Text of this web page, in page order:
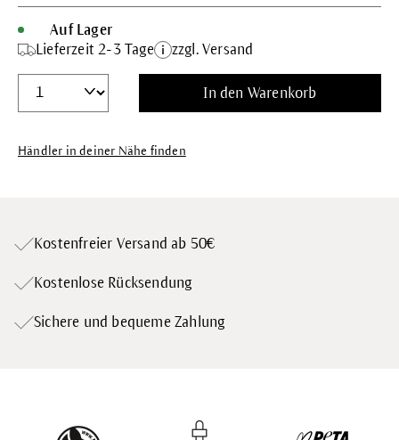
Auf Lager
Lieferzeit 2-3 Tage
zzgl. Versand
In den Warenkorb
Händler in deiner Nähe finden
Kostenfreier Versand ab 50€
Kostenlose Rücksendung
Sichere und bequeme Zahlung